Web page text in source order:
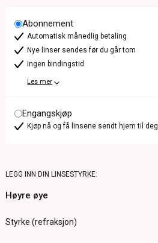
Abonnement
Automatisk månedlig betaling
Nye linser sendes før du går tom
Ingen bindingstid
Les mer
Engangskjøp
Kjøp nå og få linsene sendt hjem til deg
LEGG INN DIN LINSESTYRKE:
Høyre øye
Styrke (refraksjon)